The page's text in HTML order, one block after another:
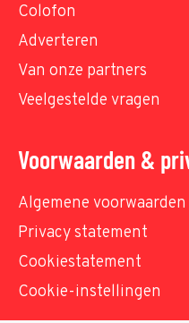
Colofon
Adverteren
Van onze partners
Veelgestelde vragen
Voorwaarden &
Algemene voorwaarden
Privacy statement
Cookiestatement
Cookie-instellingen